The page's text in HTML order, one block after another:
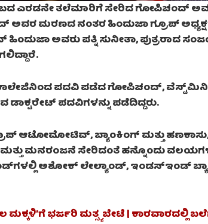
ಎರಡನೇ ತಲೆಮಾರಿಗೆ ಸೇರಿದ ಗೋಪಿಚಂದ್
ಅವರ ಮರಣದ ನಂತರ ಹಿಂದುಜಾ ಗ್ರೂಪ್
ಅವರು ಪತ್ನಿ ಸುನೀತಾ, ಪುತ್ರರಾದ
ಪದವಿ ಪಡೆದ ಗೋಪಿಚಂದ್,
ಪದವಿಗಳನ್ನು ಪಡೆದಿದ್ದರು.
ಆಟೋಮೋಟಿವ್, ಬ್ಯಾಂಕಿಂಗ್ ಮತ್ತು
ಮನರಂಜನೆ ಸೇರಿದಂತೆ ಹನ್ನೊಂದು
ಅಶೋಕ್ ಲೇಲ್ಯಾಂಡ್, ಇಂಡಸ್ಇಂಡ್
ಮಕ್ಕಳಿ’ಗೆ ಭರ್ಜರಿ ಮತ್ಸ್ಯ ಬೇಟೆ | ಕಾರವಾರದಲ್ಲಿ